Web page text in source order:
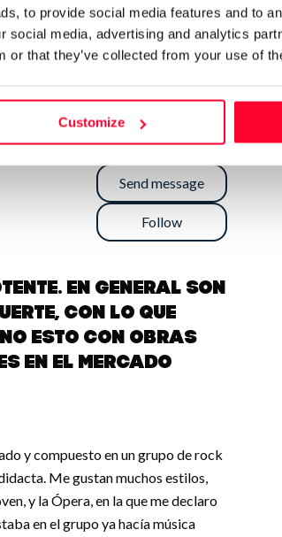
to provide social media features and to
social media, advertising and analytics
or that they’ve collected from your use of
Customize
Send message
Follow
En general son
con lo que
esto con obras
en el mercado
y compuesto en un grupo de rock
Me gustan muchos estilos,
y la Ópera, en la que me declaro
en el grupo ya hacía música